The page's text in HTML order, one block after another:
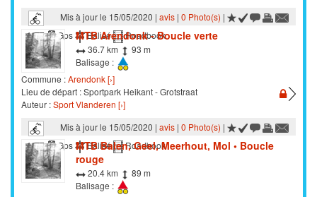
Mis à jour le 15/05/2020 | avis| 0 Photo(s) |
VTT
Gps Balisé Roadbook
MTB Arendonk - Boucle verte
36.7 km
93 m
Balisage :
Commune :Arendonk [›]
Lieu de départ : Sportpark Heikant - Grotstraat
Auteur :Sport Vlanderen [›]
Mis à jour le 15/05/2020 | avis| 0 Photo(s) |
VTT
Gps Balisé Roadbook
MTB Balen, Geel, Meerhout, Mol • Boucle
rouge
20.4 km
89 m
Balisage :